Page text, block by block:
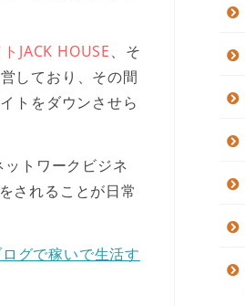
JACK HOUSE、そ
しており、その間
トをダウンさせら
トワークビジネ
されることが日常
グで稼いで生活す